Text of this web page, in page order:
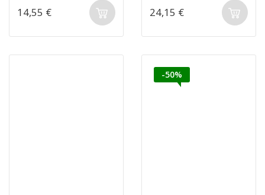
14,55 € 24,15 €
-50%